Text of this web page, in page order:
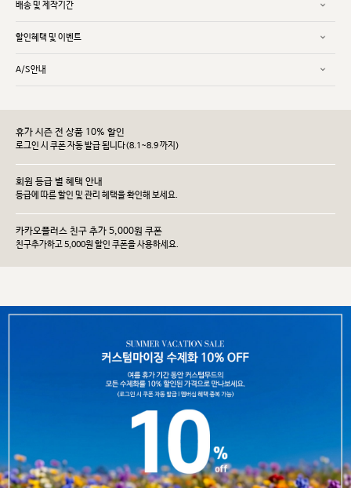
배송 및 제작기간
할인혜택 및 이벤트
A/S안내
휴가 시즌 전 상품 10% 할인
로그인 시 쿠폰 자동 발급 됩니다(8.1~8.9 까지)
회원 등급 별 혜택 안내
등급에 따른 할인 및 관리 헤택을 확인해 보세요.
카카오플러스 친구 추가 5,000원 쿠폰
친구추가하고 5,000원 할인 쿠폰을 사용하세요.